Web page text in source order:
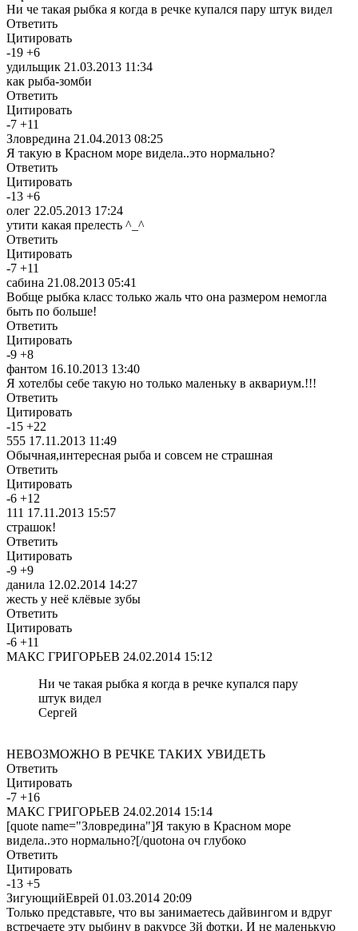
Ни че такая рыбка я когда в речке купался пару штук видел
Ответить
Цитировать
-19 +6
удильщик 21.03.2013 11:34
как рыба-зомби
Ответить
Цитировать
-7 +11
Зловредина 21.04.2013 08:25
Я такую в Красном море видела..это нормально?
Ответить
Цитировать
-13 +6
олег 22.05.2013 17:24
утити какая прелесть ^_^
Ответить
Цитировать
-7 +11
сабина 21.08.2013 05:41
Вобще рыбка класс только жаль что она размером немогла
быть по больше!
Ответить
Цитировать
-9 +8
фантом 16.10.2013 13:40
Я хотелбы себе такую но только маленьку в аквариум.!!!
Ответить
Цитировать
-15 +22
555 17.11.2013 11:49
Обычная,интересная рыба и совсем не страшная
Ответить
Цитировать
-6 +12
111 17.11.2013 15:57
страшок!
Ответить
Цитировать
-9 +9
данила 12.02.2014 14:27
жесть у неё клёвые зубы
Ответить
Цитировать
-6 +11
МАКС ГРИГОРЬЕВ 24.02.2014 15:12
Ни че такая рыбка я когда в речке купался пару
штук видел
Сергей
НЕВОЗМОЖНО В РЕЧКЕ ТАКИХ УВИДЕТЬ
Ответить
Цитировать
-7 +16
МАКС ГРИГОРЬЕВ 24.02.2014 15:14
[quote name="Зловредина"]Я такую в Красном море
видела..это нормально?[/quotона оч глубоко
Ответить
Цитировать
-13 +5
ЗигующийЕврей 01.03.2014 20:09
Только представьте, что вы занимаетесь дайвингом и вдруг
встречаете эту рыбину в ракурсе 3й фотки. И не маленькую